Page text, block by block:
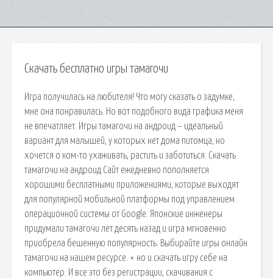
Скачать бесплатно игры тамагочи
Игра получилась на любителя! Что могу сказать о задумке,
мне она понравилась. Но вот подобного вида графика меня
не впечатляет. Игры тамагочи на андроид – идеальный
вариант для малышей, у которых нет дома питомца, но
хочется о ком-то ухаживать, растить и заботиться. Скачать
тамагочи на андроид Сайт ежедневно пополняется
хорошими бесплатными приложениями, которые выходят
для популярной мобильной платформы под управлением
операционной системы от Google. Японские инженеры
придумали тамагочи лет десять назад и игра мгновенно
приобрела бешенную популярность. Выбирайте игры онлайн
тамагочи на нашем ресурсе. × но и скачать игру себе на
компьютер. И все это без регистрации, скачивания с